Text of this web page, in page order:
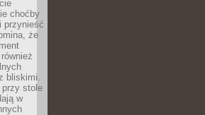
choćby
przynieść
że
bliskimi.
przy stole
w